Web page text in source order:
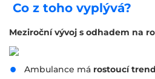
Co z toho vyplývá?
Meziroční vývoj s odhadem na
Ambulance má rostoucí